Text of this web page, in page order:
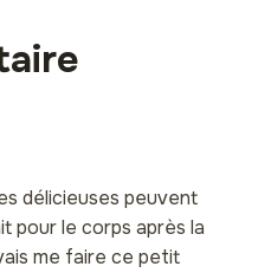
délicieuses peuvent
pour le corps après la
me faire ce petit